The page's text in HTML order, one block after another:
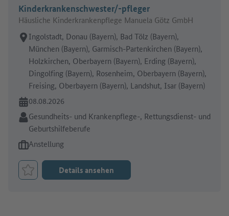
Kinderkrankenschwester/-pfleger
Häusliche Kinderkrankenpflege Manuela Götz GmbH
Arbeitsort:
Ingolstadt, Donau (Bayern), Bad Tölz (Bayern),
München (Bayern), Garmisch-Partenkirchen (Bayern),
Holzkirchen, Oberbayern (Bayern), Erding (Bayern),
Dingolfing (Bayern), Rosenheim, Oberbayern (Bayern),
Freising, Oberbayern (Bayern), Landshut, Isar (Bayern)
Online seit:
08.08.2026
Branche:
Gesundheits- und Krankenpflege-, Rettungsdienst- und
Geburtshilfeberufe
Art des Jobangebots:
Anstellung
Job merken
Details ansehen